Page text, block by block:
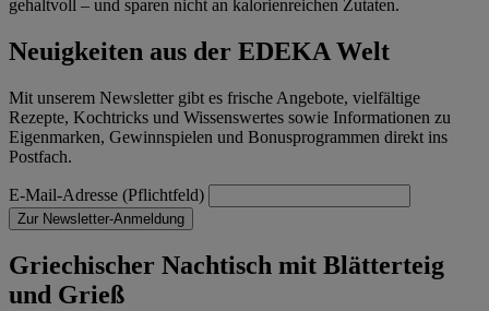
gehaltvoll – und sparen nicht an kalorienreichen Zutaten.
Neuigkeiten aus der EDEKA Welt
Mit unserem Newsletter gibt es frische Angebote, vielfältige
Rezepte, Kochtricks und Wissenswertes sowie Informationen zu
Eigenmarken, Gewinnspielen und Bonusprogrammen direkt ins
Postfach.
E-Mail-Adresse (Pflichtfeld)
Zur Newsletter-Anmeldung
Griechischer Nachtisch mit Blätterteig
und Grieß